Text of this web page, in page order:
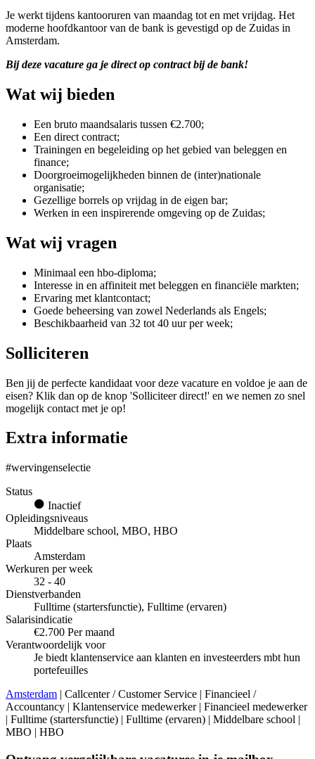
Je werkt tijdens kantooruren van maandag tot en met vrijdag. Het
moderne hoofdkantoor van de bank is gevestigd op de Zuidas in
Amsterdam.
Bij deze vacature ga je direct op contract bij de bank!
Wat wij bieden
Een bruto maandsalaris tussen €2.700;
Een direct contract;
Trainingen en begeleiding op het gebied van beleggen en
finance;
Doorgroeimogelijkheden binnen de (inter)nationale
organisatie;
Gezellige borrels op vrijdag in de eigen bar;
Werken in een inspirerende omgeving op de Zuidas;
Wat wij vragen
Minimaal een hbo-diploma;
Interesse in en affiniteit met beleggen en financiële markten;
Ervaring met klantcontact;
Goede beheersing van zowel Nederlands als Engels;
Beschikbaarheid van 32 tot 40 uur per week;
Solliciteren
Ben jij de perfecte kandidaat voor deze vacature en voldoe je aan de
eisen? Klik dan op de knop 'Solliciteer direct!' en we nemen zo snel
mogelijk contact met je op!
Extra informatie
#wervingenselectie
Status
Inactief
Opleidingsniveaus
Middelbare school, MBO, HBO
Plaats
Amsterdam
Werkuren per week
32 - 40
Dienstverbanden
Fulltime (startersfunctie), Fulltime (ervaren)
Salarisindicatie
€2.700 Per maand
Verantwoordelijk voor
Je biedt klantenservice aan klanten en investeerders mbt hun
portefeuilles
Amsterdam | Callcenter / Customer Service | Financieel /
Accountancy | Klantenservice medewerker | Financieel medewerker
| Fulltime (startersfunctie) | Fulltime (ervaren) | Middelbare school |
MBO | HBO